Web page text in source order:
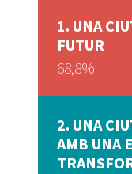
UNA
FUTUR
68,8%
UNA
AMB UNA